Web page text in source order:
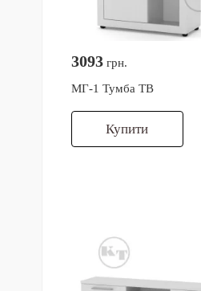
3093грн.
МГ-1 Тумба ТВ
Купити